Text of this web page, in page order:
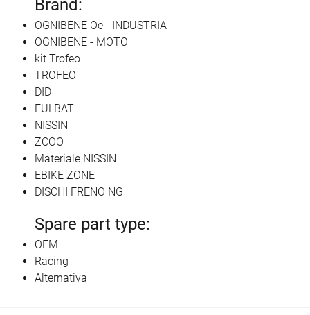
Brand:
OGNIBENE Oe - INDUSTRIA
OGNIBENE - MOTO
kit Trofeo
TROFEO
DID
FULBAT
NISSIN
ZCOO
Materiale NISSIN
EBIKE ZONE
DISCHI FRENO NG
Spare part type:
OEM
Racing
Alternativa